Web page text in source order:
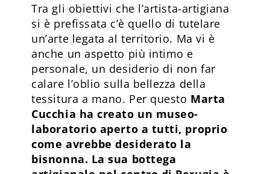
Tra gli obiettivi che l’artista-artigiana
si è prefissata c’è quello di tutelare
un’arte legata al territorio. Ma vi è
anche un aspetto più intimo e
personale, un desiderio di non far
calare l’oblio sulla bellezza della
tessitura a mano. Per questo Marta
Cucchia ha creato un museo-
laboratorio aperto a tutti, proprio
come avrebbe desiderato la
bisnonna. La sua bottega